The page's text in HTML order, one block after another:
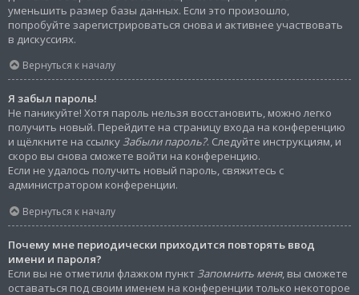
уменьшить размер базы данных. Если это произошло,
попробуйте зарегистрироваться снова и активнее участвовать
в дискуссиях.
Вернуться к началу
Я забыл пароль!
Не паникуйте! Хотя пароль нельзя восстановить, можно легко
получить новый. Перейдите на страницу входа на конференцию
и щёлкните на ссылкуЗабыли пароль?. Следуйте инструкциям, и
скоро вы снова сможете войти на конференцию.
Если не удалось получить новый пароль, свяжитесь с
администратором конференции.
Вернуться к началу
Почему мне периодически приходится повторять ввод
имени и пароля?
Если вы не отметили флажком пунктЗапомнить меня, вы сможете
оставаться под своим именем на конференции только некоторое